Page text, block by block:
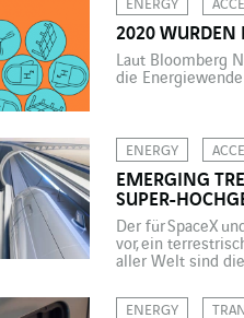
ENERGY
2020 WURDEN
Laut Bloomberg
die Energiewende
ENERGY
EMERGING
SUPER-
Der für SpaceX
vor, ein
aller Welt sind
genug für die
ENERGY